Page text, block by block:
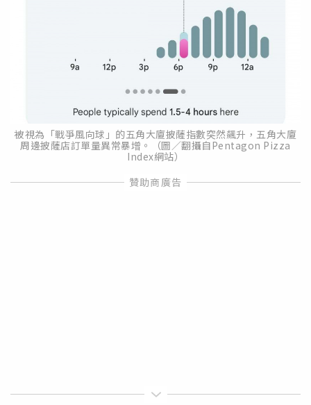
被視為「戰爭風向球」的五角大廈披薩指數突然飆升，五角大廈
周邊披薩店訂單量異常暴增。（圖／翻攝自Pentagon Pizza
Index網站）